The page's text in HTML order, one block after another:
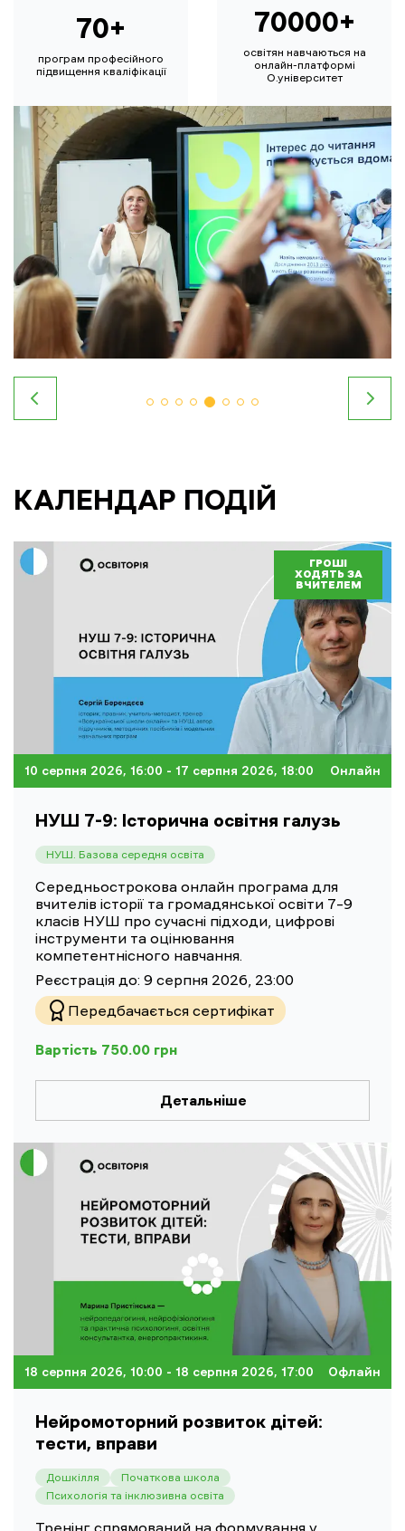
70+
програм професійного
підвищення кваліфікації
70000+
освітян навчаються на
онлайн-платформі
О.університет
КАЛЕНДАР ПОДІЙ
ГРОШІ
ХОДЯТЬ ЗА
ВЧИТЕЛЕМ
10 серпня 2026, 16:00 - 17 серпня 2026, 18:00 Онлайн
НУШ 7-9: Історична освітня галузь
НУШ. Базова середня освіта
Середньострокова онлайн програма для
вчителів історії та громадянської освіти 7–9
класів НУШ про сучасні підходи, цифрові
інструменти та оцінювання
компетентнісного навчання.
Реєстрація до: 9 серпня 2026, 23:00
Передбачається сертифікат
Вартість 750.00 грн
Детальніше
18 серпня 2026, 10:00 - 18 серпня 2026, 17:00 Офлайн
Нейромоторний розвиток дітей:
тести, вправи
Дошкілля
Початкова школа
Психологія та інклюзивна освіта
Тренінг спрямований на формування у